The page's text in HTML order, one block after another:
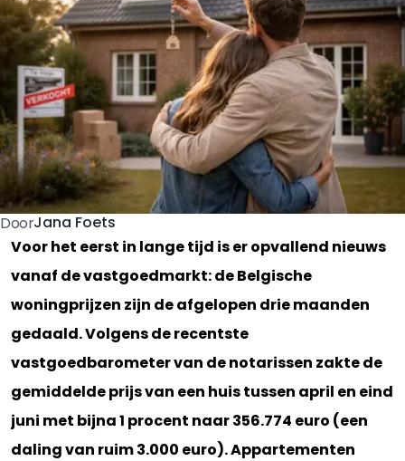
DoorJana Foets
Voor het eerst in lange tijd is er opvallend nieuws
vanaf de vastgoedmarkt: de Belgische
woningprijzen zijn de afgelopen drie maanden
gedaald. Volgens de recentste
vastgoedbarometer van de notarissen zakte de
gemiddelde prijs van een huis tussen april en eind
juni met bijna 1 procent naar 356.774 euro (een
daling van ruim 3.000 euro). Appartementen